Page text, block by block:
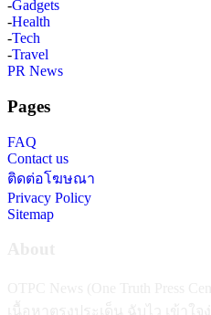
-Gadgets
-Health
-Tech
-Travel
PR News
Pages
FAQ
Contact us
ติดต่อโฆษณา
Privacy Policy
Sitemap